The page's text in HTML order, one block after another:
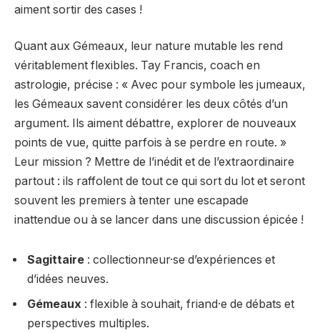
aiment sortir des cases !
Quant aux Gémeaux, leur nature mutable les rend
véritablement flexibles. Tay Francis, coach en
astrologie, précise : « Avec pour symbole les jumeaux,
les Gémeaux savent considérer les deux côtés d’un
argument. Ils aiment débattre, explorer de nouveaux
points de vue, quitte parfois à se perdre en route. »
Leur mission ? Mettre de l’inédit et de l’extraordinaire
partout : ils raffolent de tout ce qui sort du lot et seront
souvent les premiers à tenter une escapade
inattendue ou à se lancer dans une discussion épicée !
Sagittaire : collectionneur·se d’expériences et
d’idées neuves.
Gémeaux : flexible à souhait, friand·e de débats et
perspectives multiples.